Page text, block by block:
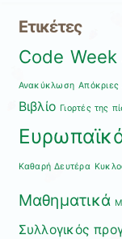
Ετικέτες
Code Week
Ανακύκλωση Απόκριες
Βιβλίο Γιορτές της
Καθαρή Δευτέρα
Μαθηματικά
Συλλογικός